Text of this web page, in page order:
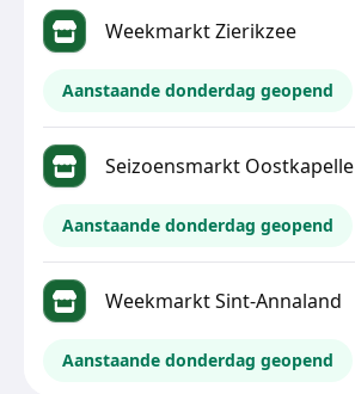
Weekmarkt Zierikzee
Aanstaande donderdag geopend
Seizoensmarkt Oostkapelle
Aanstaande donderdag geopend
Weekmarkt Sint-Annaland
Aanstaande donderdag geopend